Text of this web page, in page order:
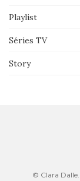
Playlist
Séries TV
Story
© Clara